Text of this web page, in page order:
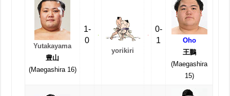
Yutakayama
豊山
(Maegashira 16)
1-
0
yorikiri
0-
1
Oho
王鵬
(Maegashira
15)